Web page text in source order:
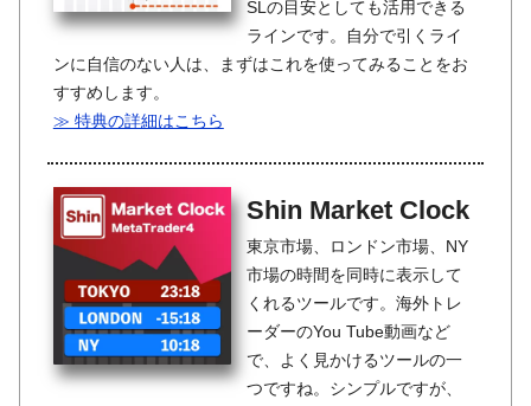
SLの目安としても活用できる
ラインです。自分で引くライ
ンに自信のない人は、まずはこれを使ってみることをお
すすめします。
≫ 特典の詳細はこちら
Shin Market Clock
東京市場、ロンドン市場、NY
市場の時間を同時に表示して
くれるツールです。海外トレ
ーダーのYou Tube動画など
で、よく見かけるツールの一
つですね。シンプルですが、